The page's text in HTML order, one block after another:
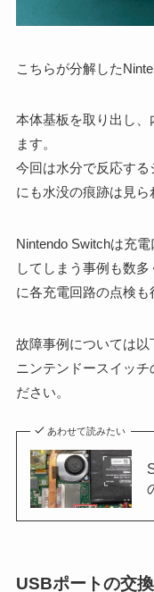
こちらが分解した
本体基板を取り出し
ます。
今回は水分で反応す
にも水没の痕跡は見ら
Nintendo Switchは充
してしまう事例も数
に各充電回路の点検も
故障事例については以
ニンテンドースイッチ
ださい。
あわせて読みたい
USBポートの交換